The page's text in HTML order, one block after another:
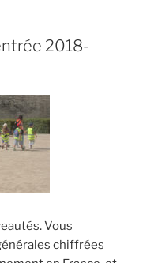
2018-
Vous
chiffrées